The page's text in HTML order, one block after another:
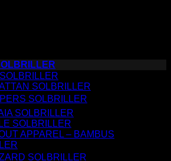
SOLBRILLER
SOLBRILLER
SOLBRILLER
SOLBRILLER
APPAREL – BAMBUS
SOLBRILLER